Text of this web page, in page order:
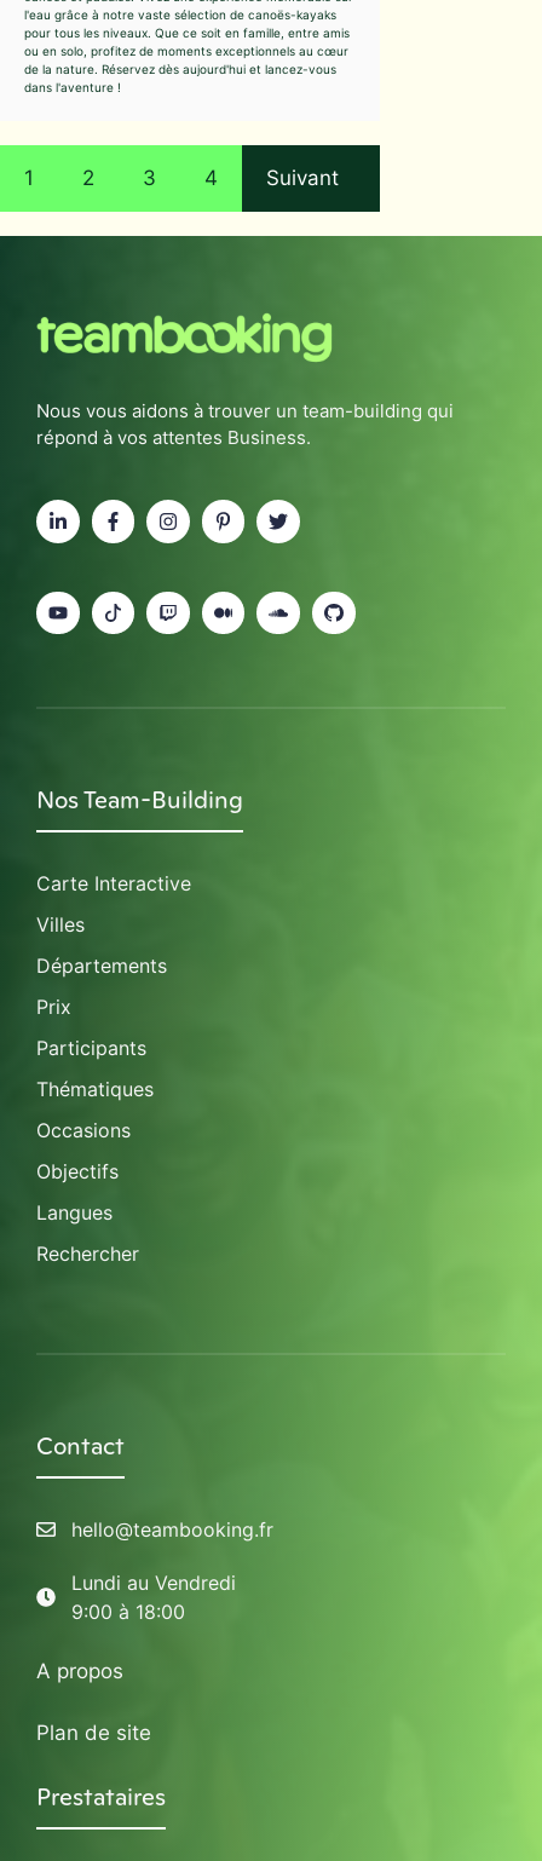
l'eau grâce à notre vaste sélection de canoës-kayaks
pour tous les niveaux. Que ce soit en famille, entre amis
ou en solo, profitez de moments exceptionnels au cœur
de la nature. Réservez dès aujourd'hui et lancez-vous
dans l'aventure !
1 2 3 4 Suivant
Nous vous aidons à trouver un team-building qui
répond à vos attentes Business.
Nos Team-Building
Carte Interactive
Villes
Départements
Prix
Participants
Thématiques
Occasions
Objectifs
Langues
Rechercher
Contact
hello@teambooking.fr
Lundi au Vendredi
9:00 à 18:00
A propos
Plan de site
Prestataires